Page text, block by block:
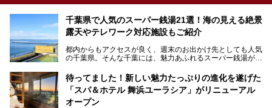
千葉県で人気のスーパー銭湯21選！海の見える絶景
露天やテレワーク対応施設もご紹介
都内からもアクセスが良く、週末のお出かけ先としても人気
の千葉県。そんな千葉には、魅力あふれるスーパー銭湯がた
「サウナでしっかりととのいたい」「海が見える絶景で非日
常を味わいたい」「子連れでも気兼ねなく1日過ごした
い」。
待ってました！新しい魅力たっぷりの進化を遂げた
「スパ＆ホテル 舞浜ユーラシア」がリニューアル
オープン